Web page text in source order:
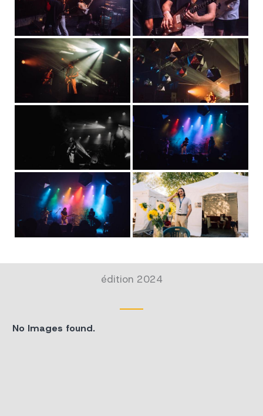
édition 2024
No Images found.